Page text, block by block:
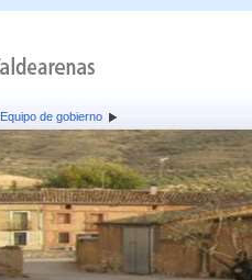
Equipo de gobierno